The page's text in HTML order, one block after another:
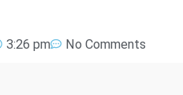
3:26 pm No Comments